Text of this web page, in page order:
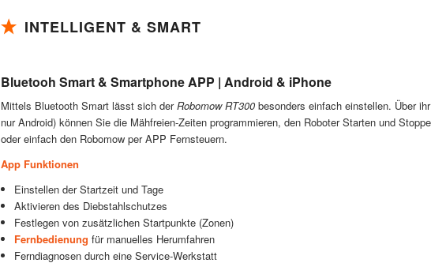
INTELLIGENT & SMART
Bluetooh Smart & Smartphone APP | Android & iPhone
Mittels Bluetooth Smart lässt sich derRobomow RT300 besonders einfach einstellen. Über ihr
nur Android) können Sie die Mähfreien-Zeiten programmieren, den Roboter Starten und
oder einfach den Robomow per APP Fernsteuern.
App Funktionen
Einstellen der Startzeit und Tage
Aktivieren des Diebstahlschutzes
Festlegen von zusätzlichen Startpunkte (Zonen)
Fernbedienung für manuelles Herumfahren
Ferndiagnosen durch eine Service-Werkstatt